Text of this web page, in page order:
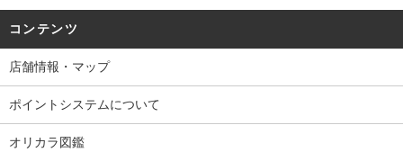
コンテンツ
店舗情報・マップ
ポイントシステムについて
オリカラ図鑑